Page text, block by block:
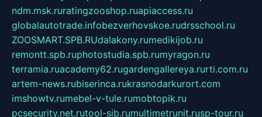
ndm.msk.ruratingzooshop.ruapiaccess.ru
globalautotrade.infobezverhovskoe.rudrsschool.ru
ZOOSMART.SPB.RUdalakony.rumedikijob.ru
remontt.spb.ruphotostudia.spb.rumyragon.ru
terramia.ruacademy62.rugardengallereya.rurti.com.ru
artem-news.rubiserinca.rukrasnodarkurort.com
imshowtv.rumebel-v-tule.rumobtopik.ru
pcsecurity.net.rutool-sib.rumultimetrunit.rusp-tour.ru